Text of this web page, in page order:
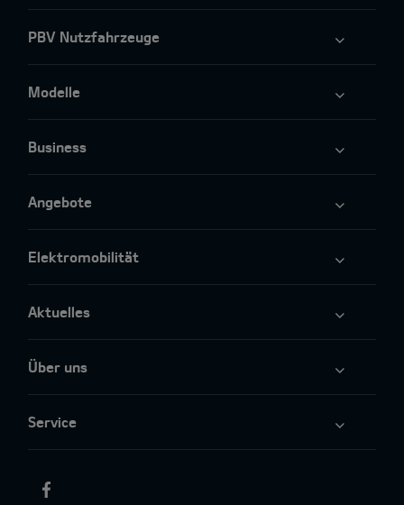
PBV Nutzfahrzeuge
Modelle
Business
Angebote
Elektromobilität
Aktuelles
Über uns
Service